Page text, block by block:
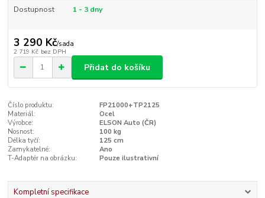
Dostupnost 1 - 3 dny
3 290 Kč/sada
2 719 Kč bez DPH
Přidat do košíku
Číslo produktu:
FP21000+TP2125
Materiál:
Ocel
Výrobce:
ELSON Auto (ČR)
Nosnost:
100 kg
Délka tyčí:
125 cm
Zamykatelné:
Ano
T-Adaptér na obrázku:
Pouze ilustrativní
Kompletní specifikace